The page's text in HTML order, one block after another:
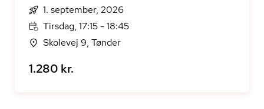
1. september, 2026
Tirsdag, 17:15 - 18:45
Skolevej 9, Tønder
1.280 kr.